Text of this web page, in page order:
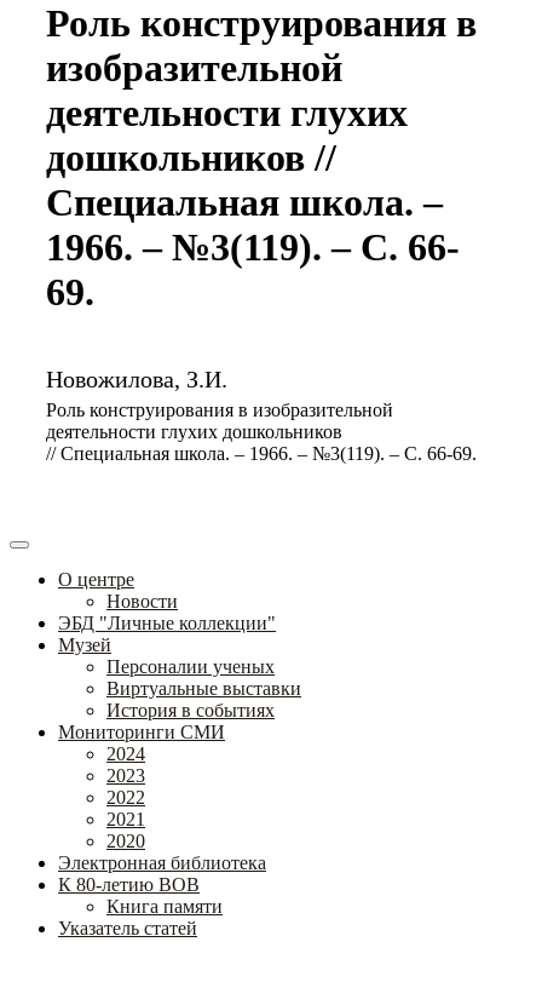
Роль конструирования в
изобразительной
деятельности глухих
дошкольников //
Специальная школа. –
1966. – №3(119). – С. 66-
69.
Новожилова, З.И.
Роль конструирования в изобразительной
деятельности глухих дошкольников
// Специальная школа. – 1966. – №3(119). – С. 66-69.
О центре
Новости
ЭБД "Личные коллекции"
Музей
Персоналии ученых
Виртуальные выставки
История в событиях
Мониторинги СМИ
2024
2023
2022
2021
2020
Электронная библиотека
К 80-летию ВОВ
Книга памяти
Указатель статей